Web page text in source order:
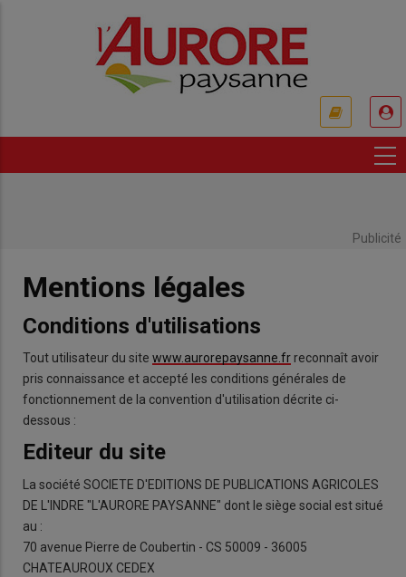
Publicité
Mentions légales
Conditions d'utilisations
Tout utilisateur du site www.aurorepaysanne.fr reconnaît avoir
pris connaissance et accepté les conditions générales de
fonctionnement de la convention d'utilisation décrite ci-
dessous :
Editeur du site
La société SOCIETE D'EDITIONS DE PUBLICATIONS AGRICOLES
DE L'INDRE "L'AURORE PAYSANNE" dont le siège social est situé
au :
70 avenue Pierre de Coubertin - CS 50009 - 36005
CHATEAUROUX CEDEX